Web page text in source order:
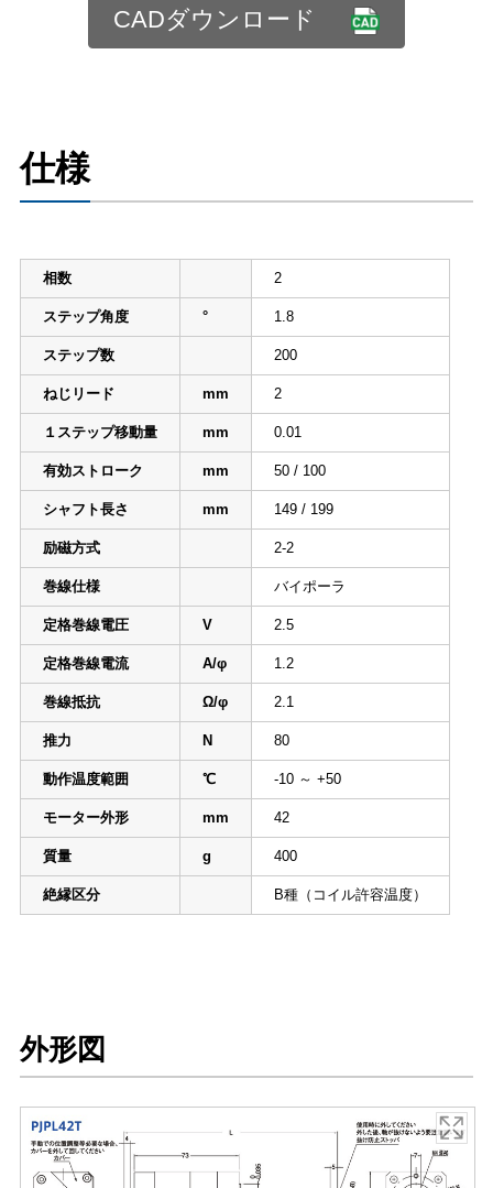
CADダウンロード
仕様
相数 2
ステップ角度 ° 1.8
ステップ数 200
ねじリード mm 2
１ステップ移動量 mm 0.01
有効ストローク mm 50 / 100
シャフト長さ mm 149 / 199
励磁方式 2-2
巻線仕様 バイポーラ
定格巻線電圧 V 2.5
定格巻線電流 A/φ 1.2
巻線抵抗 Ω/φ 2.1
推力 N 80
動作温度範囲 ℃ -10 ～ +50
モーター外形 mm 42
質量 g 400
絶縁区分 B種（コイル許容温度）
外形図